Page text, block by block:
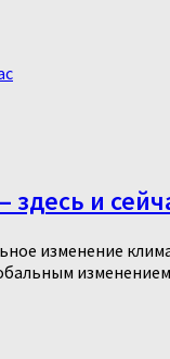
и
изменение